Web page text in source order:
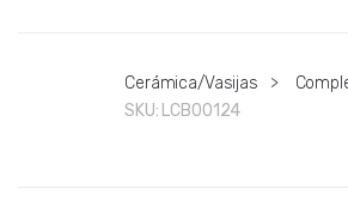
Cerámica/Vasijas >
SKU: LCB00124